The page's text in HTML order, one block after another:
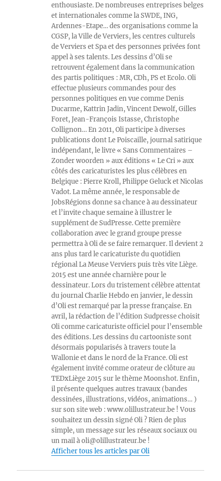
enthousiaste. De nombreuses entreprises belges
et internationales comme la SWDE, ING,
Ardennes-Etape… des organisations comme la
CGSP, la Ville de Verviers, les centres culturels
de Verviers et Spa et des personnes privées font
appel à ses talents. Les dessins d’Oli se
retrouvent également dans la communication
des partis politiques : MR, CDh, PS et Ecolo. Oli
effectue plusieurs commandes pour des
personnes politiques en vue comme Denis
Ducarme, Kattrin Jadin, Vincent Dewolf, Gilles
Foret, Jean-François Istasse, Christophe
Collignon… En 2011, Oli participe à diverses
publications dont Le Poiscaille, journal satirique
indépendant, le livre « Sans Commentaires –
Zonder woorden » aux éditions « Le Cri » aux
côtés des caricaturistes les plus célèbres en
Belgique : Pierre Kroll, Philippe Geluck et Nicolas
Vadot. La même année, le responsable de
JobsRégions donne sa chance à au dessinateur
et l’invite chaque semaine à illustrer le
supplément de SudPresse. Cette première
collaboration avec le grand groupe presse
permettra à Oli de se faire remarquer. Il devient 2
ans plus tard le caricaturiste du quotidien
régional La Meuse Verviers puis très vite Liège.
2015 est une année charnière pour le
dessinateur. Lors du tristement célèbre attentat
du journal Charlie Hebdo en janvier, le dessin
d’Oli est remarqué par la presse française. En
avril, la rédaction de l’édition Sudpresse choisit
Oli comme caricaturiste officiel pour l’ensemble
des éditions. Les dessins du cartooniste sont
désormais popularisés à travers toute la
Wallonie et dans le nord de la France. Oli est
également invité comme orateur de clôture au
TEDxLiège 2015 sur le thème Moonshot. Enfin,
il présente quelques autres travaux (bandes
dessinées, illustrations, vidéos, animations… )
sur son site web : www.olillustrateur.be ! Vous
souhaitez un dessin signé Oli ? Rien de plus
simple, un message sur les réseaux sociaux ou
un mail à oli@olillustrateur.be !
Afficher tous les articles par Oli